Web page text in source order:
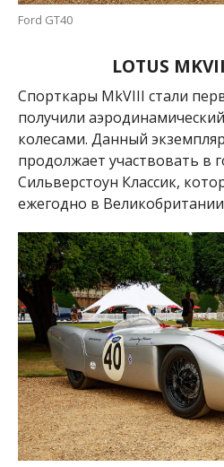
Ford GT40
LOTUS
Спорткары MkVIII стали
получили
колесами. Данный
продолжает участвовать в
Сильверстоун Классик,
ежегодно в